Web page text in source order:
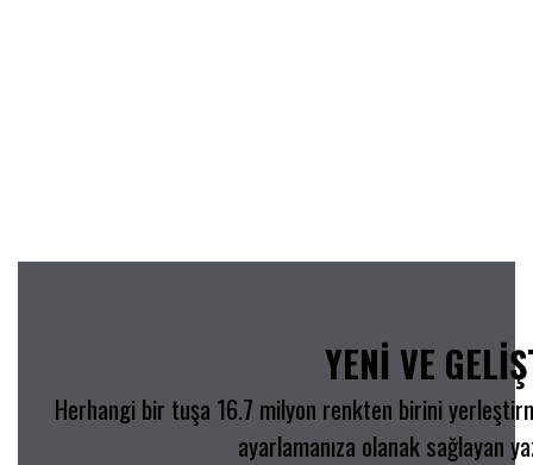
YENİ VE
Herhangi bir tuşa 16.7 milyon renkten birini
ayarlamanıza olanak sağlayan